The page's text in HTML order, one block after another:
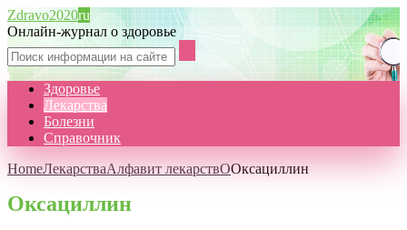
Zdravo2020ru
Онлайн-журнал о здоровье
Здоровье
Лекарства
Болезни
Справочник
HomeЛекарстваАлфавит лекарствООксациллин
Оксациллин